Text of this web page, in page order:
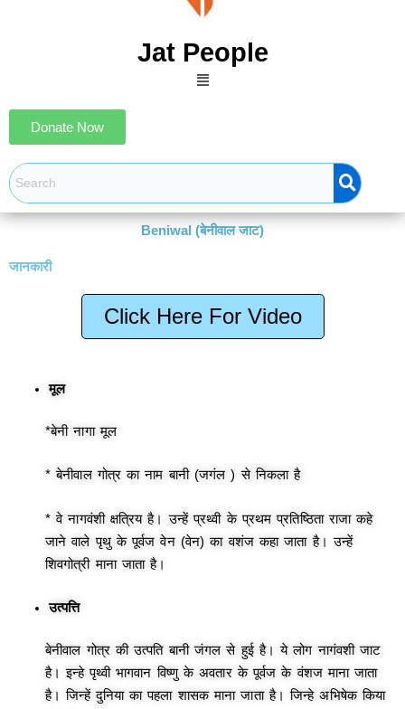
Jat People
Menu
Donate Now
Beniwal (बेनीवाल जाट)
जानकारी
Click Here For Video
मूल
*बेनी नागा मूल
* बेनीवाल गोत्र का नाम बानी (जगंल ) से निकला है
* वे नागवंशी क्षत्रिय है। उन्हें प्रथ्वी के प्रथम प्रतिष्ठिता राजा कहे
जाने वाले पृथु के पूर्वज वेन (वेन) का वशंज कहा जाता है। उन्हें
शिवगोत्री माना जाता है।
उत्पत्ति
बेनीवाल गोत्र की उत्पति बानी जंगल से हुई है। ये लोग नागंवशी जाट
है। इन्हे पृथ्वी भागवान विष्णु के अवतार के पूर्वज के वंशज माना जाता
है। जिन्हें दुनिया का पहला शासक माना जाता है। जिन्हे अभिषेक किया